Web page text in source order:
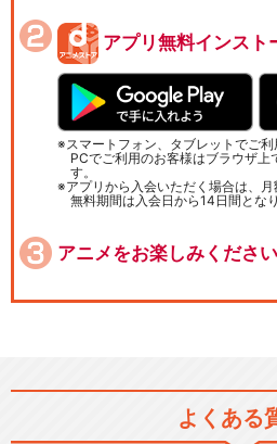
アプリ無料インスト
スマートフォン、タブレットでご利
PCでご利用のお客様はブラウザ上
す。
アプリから入会いただく場合は、
無料期間は入会日から14日間となり
アニメをお楽しみくださ
よくある